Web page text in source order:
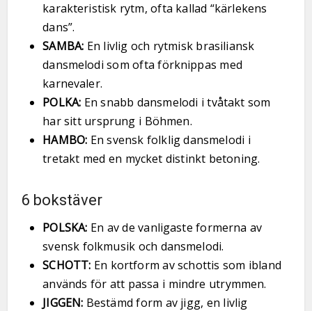
karakteristisk rytm, ofta kallad “kärlekens
dans”.
SAMBA: En livlig och rytmisk brasiliansk
dansmelodi som ofta förknippas med
karnevaler.
POLKA: En snabb dansmelodi i tvåtakt som
har sitt ursprung i Böhmen.
HAMBO: En svensk folklig dansmelodi i
tretakt med en mycket distinkt betoning.
6 bokstäver
POLSKA: En av de vanligaste formerna av
svensk folkmusik och dansmelodi.
SCHOTT: En kortform av schottis som ibland
används för att passa i mindre utrymmen.
JIGGEN: Bestämd form av jigg, en livlig